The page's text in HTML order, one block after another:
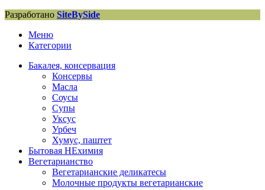
Разработано SiteBySide
Меню
Категории
Бакалея, консервация
Консервы
Масла
Соусы
Супы
Уксус
Урбеч
Хумус, паштет
Бытовая НЕхимия
Вегетарианство
Вегетарианские деликатесы
Молочные продукты вегетарианские